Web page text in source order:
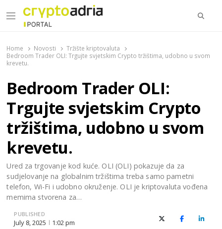
Menu
Home Novosti
Tržište kriptovaluta
Bedroom Trader OLI: Trgujte svjetskim Crypto tržištima, udobno u svom
krevetu.
Bedroom Trader OLI:
Trgujte svjetskim Crypto
tržištima, udobno u svom
krevetu.
Ured za trgovanje kod kuće. OLI (OLI) pokazuje da za
sudjelovanje na globalnim tržištima treba samo pametni
telefon, Wi-Fi i udobno okruženje. OLI je kriptovaluta vođena
memima stvorena za…
PUBLISHED
July 8, 2025 1:02 pm X (Twitter)Facebook